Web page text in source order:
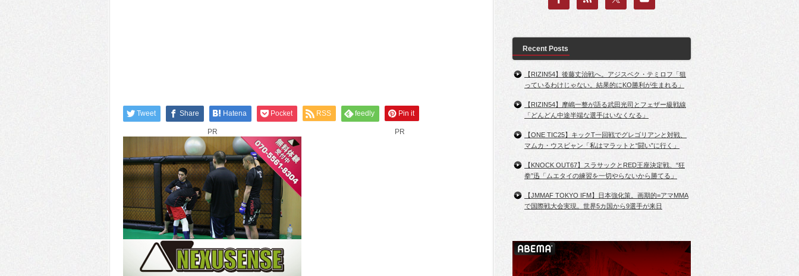
Tweet Share Hatena Pocket RSS feedly Pin it
PR PR
Recent Posts
【RIZIN54】後藤丈治戦へ。アジスベク・テミロフ「狙
っているわけじゃない。結果的にKO勝利が生まれる」
【RIZIN54】摩嶋一整が語る武田光司とフェザー級戦線
「どんどん中途半端な選手はいなくなる」
【ONE TIC25】キックT一回戦でグレゴリアンと対戦、
マムカ・ウスビャン「私はマラットと“闘い”に行く」
【KNOCK OUT67】スラサックとRED王座決定戦、“狂
拳”迅「ムエタイの練習を一切やらないから勝てる」
【JMMAF TOKYO IFM】日本強化策。画期的=アマMMA
で国際戦大会実現。世界5カ国から9選手が来日